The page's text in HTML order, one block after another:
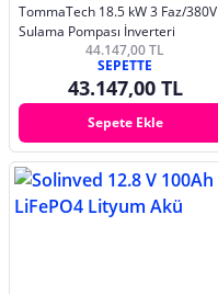
TommaTech 18.5 kW 3 Faz/380V
Sulama Pompası İnverteri
44.147,00 TL
SEPETTE
43.147,00 TL
Sepete Ekle